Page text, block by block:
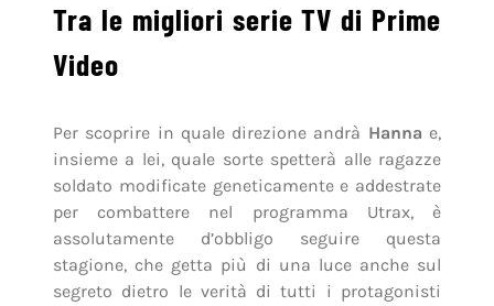
Tra le migliori serie TV di Prime
Video
Per scoprire in quale direzione andrà Hanna e,
insieme a lei, quale sorte spetterà alle ragazze
soldato modificate geneticamente e addestrate
per combattere nel programma Utrax, è
assolutamente d’obbligo seguire questa
stagione, che getta più di una luce anche sul
segreto dietro le verità di tutti i protagonisti